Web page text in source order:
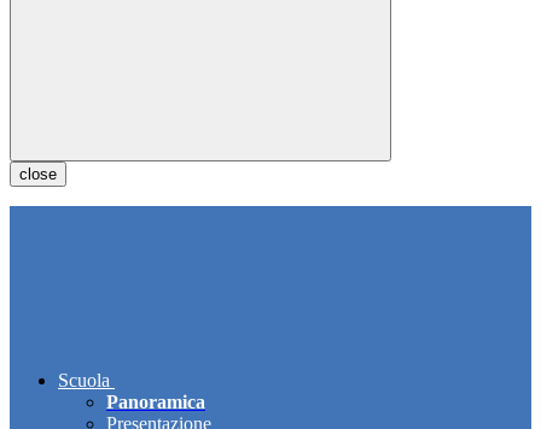
close
Scuola
Panoramica
Presentazione